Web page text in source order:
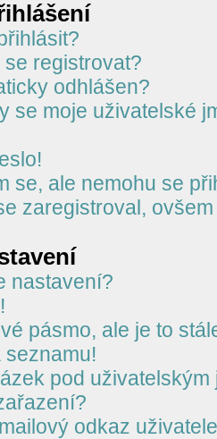
registrovat?
odhlášen?
se moje uživatelské
se, ale nemohu se
zaregistroval,
nastavení?
pásmo, ale je to
seznamu!
pod uživatelským
odkaz